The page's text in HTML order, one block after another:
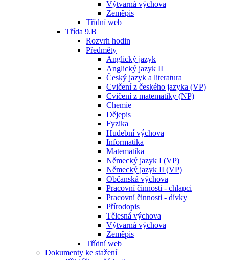
Výtvarná výchova
Zeměpis
Třídní web
Třída 9.B
Rozvrh hodin
Předměty
Anglický jazyk
Anglický jazyk II
Český jazyk a literatura
Cvičení z českého jazyka (VP)
Cvičení z matematiky (NP)
Chemie
Dějepis
Fyzika
Hudební výchova
Informatika
Matematika
Německý jazyk I (VP)
Německý jazyk II (VP)
Občanská výchova
Pracovní činnosti - chlapci
Pracovní činnosti - dívky
Přírodopis
Tělesná výchova
Výtvarná výchova
Zeměpis
Třídní web
Dokumenty ke stažení